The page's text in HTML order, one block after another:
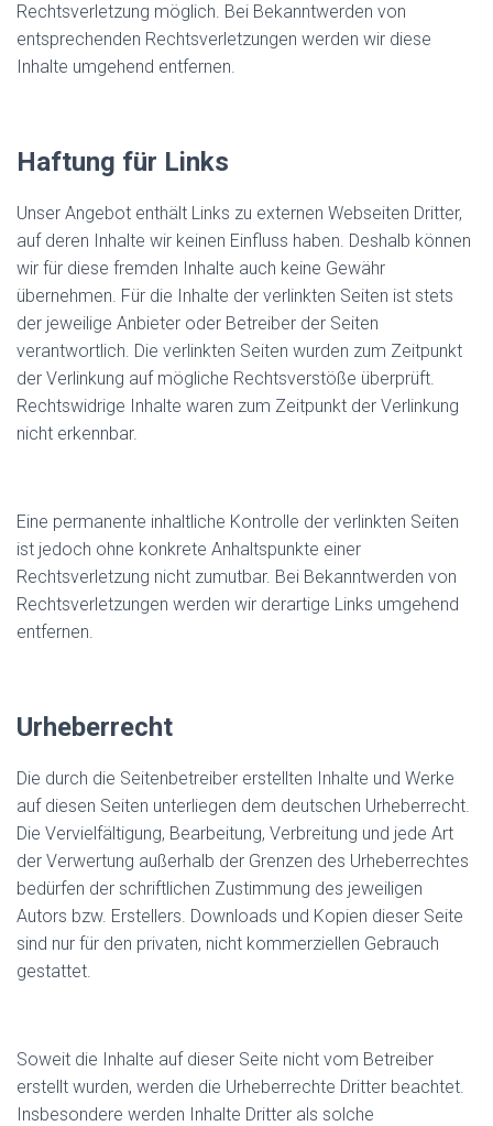
Rechtsverletzung möglich. Bei Bekanntwerden von
entsprechenden Rechtsverletzungen werden wir diese
Inhalte umgehend entfernen.
Haftung für Links
Unser Angebot enthält Links zu externen Webseiten Dritter,
auf deren Inhalte wir keinen Einfluss haben. Deshalb können
wir für diese fremden Inhalte auch keine Gewähr
übernehmen. Für die Inhalte der verlinkten Seiten ist stets
der jeweilige Anbieter oder Betreiber der Seiten
verantwortlich. Die verlinkten Seiten wurden zum Zeitpunkt
der Verlinkung auf mögliche Rechtsverstöße überprüft.
Rechtswidrige Inhalte waren zum Zeitpunkt der Verlinkung
nicht erkennbar.
Eine permanente inhaltliche Kontrolle der verlinkten Seiten
ist jedoch ohne konkrete Anhaltspunkte einer
Rechtsverletzung nicht zumutbar. Bei Bekanntwerden von
Rechtsverletzungen werden wir derartige Links umgehend
entfernen.
Urheberrecht
Die durch die Seitenbetreiber erstellten Inhalte und Werke
auf diesen Seiten unterliegen dem deutschen Urheberrecht.
Die Vervielfältigung, Bearbeitung, Verbreitung und jede Art
der Verwertung außerhalb der Grenzen des Urheberrechtes
bedürfen der schriftlichen Zustimmung des jeweiligen
Autors bzw. Erstellers. Downloads und Kopien dieser Seite
sind nur für den privaten, nicht kommerziellen Gebrauch
gestattet.
Soweit die Inhalte auf dieser Seite nicht vom Betreiber
erstellt wurden, werden die Urheberrechte Dritter beachtet.
Insbesondere werden Inhalte Dritter als solche